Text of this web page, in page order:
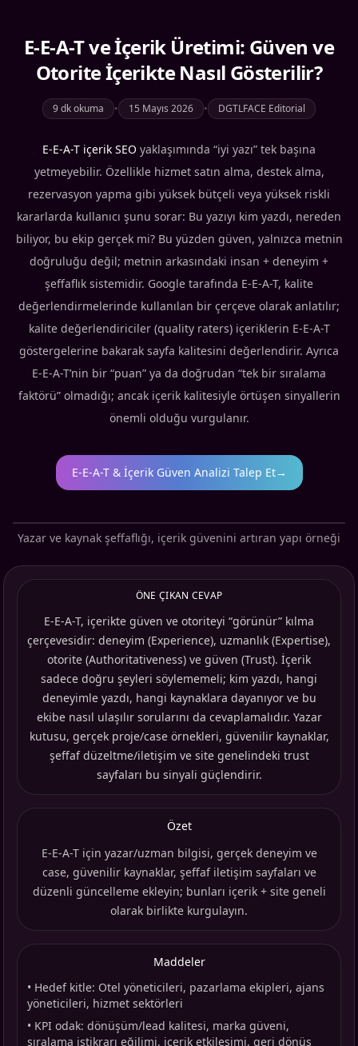
E-E-A-T ve İçerik Üretimi: Güven ve
Otorite İçerikte Nasıl Gösterilir?
9 dk okuma • 15 Mayıs 2026 • DGTLFACE Editorial
E-E-A-T içerik SEO yaklaşımında “iyi yazı” tek başına
yetmeyebilir. Özellikle hizmet satın alma, destek alma,
rezervasyon yapma gibi yüksek bütçeli veya yüksek riskli
kararlarda kullanıcı şunu sorar: Bu yazıyı kim yazdı, nereden
biliyor, bu ekip gerçek mi? Bu yüzden güven, yalnızca metnin
doğruluğu değil; metnin arkasındaki insan + deneyim +
şeffaflık sistemidir. Google tarafında E-E-A-T, kalite
değerlendirmelerinde kullanılan bir çerçeve olarak anlatılır;
kalite değerlendiriciler (quality raters) içeriklerin E-E-A-T
göstergelerine bakarak sayfa kalitesini değerlendirir. Ayrıca
E-E-A-T’nin bir “puan” ya da doğrudan “tek bir sıralama
faktörü” olmadığı; ancak içerik kalitesiyle örtüşen sinyallerin
önemli olduğu vurgulanır.
E-E-A-T & İçerik Güven Analizi Talep Et→
Yazar ve kaynak şeffaflığı, içerik güvenini artıran yapı örneği
ÖNE ÇIKAN CEVAP
E-E-A-T, içerikte güven ve otoriteyi “görünür” kılma
çerçevesidir: deneyim (Experience), uzmanlık (Expertise),
otorite (Authoritativeness) ve güven (Trust). İçerik
sadece doğru şeyleri söylememeli; kim yazdı, hangi
deneyimle yazdı, hangi kaynaklara dayanıyor ve bu
ekibe nasıl ulaşılır sorularını da cevaplamalıdır. Yazar
kutusu, gerçek proje/case örnekleri, güvenilir kaynaklar,
şeffaf düzeltme/iletişim ve site genelindeki trust
sayfaları bu sinyali güçlendirir.
Özet
E-E-A-T için yazar/uzman bilgisi, gerçek deneyim ve
case, güvenilir kaynaklar, şeffaf iletişim sayfaları ve
düzenli güncelleme ekleyin; bunları içerik + site geneli
olarak birlikte kurgulayın.
Maddeler
• Hedef kitle: Otel yöneticileri, pazarlama ekipleri, ajans
yöneticileri, hizmet sektörleri
• KPI odak: dönüşüm/lead kalitesi, marka güveni,
sıralama istikrarı eğilimi, içerik etkileşimi, geri dönüş